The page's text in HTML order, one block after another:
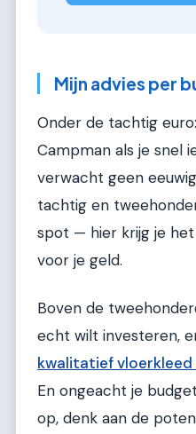
Mijn advies per
Onder de tachtig
Campman als je snel
verwacht geen
tachtig en
spot — hier krijg je
voor je geld.
Boven de
echt wilt investeren,
kwalitatief
En ongeacht je
op, denk aan de